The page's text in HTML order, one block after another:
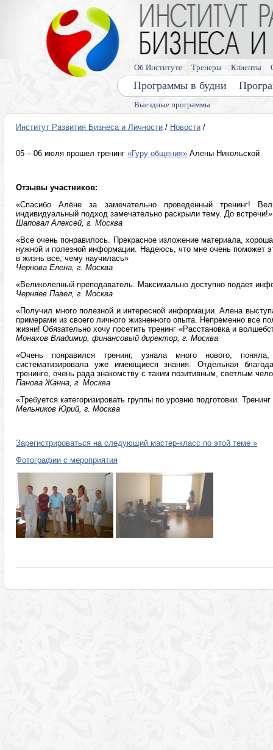
Выездные программы
Программы в будни
Об Институте Тренеры Клиенты
Институт Развития Бизнеса и Личности / Новости /
05 – 06 июля прошел тренинг «Гуру общения» Алены Никольской
Отзывы участников:
«Спасибо Алёне за замечательно проведенный тренинг!
индивидуальный подход замечательно раскрыли тему. До встречи!»
Шаповал Алексей, г. Москва
«Все очень понравилось. Прекрасное изложение материала,
нужной и полезной информации. Надеюсь, что мне очень поможет
в жизнь все, чему научилась»
Чернова Елена, г. Москва
«Великолепный преподаватель. Максимально доступно подает
Черняев Павел, г. Москва
«Получил много полезной и интересной информации. Алена
примерами из своего личного жизненного опыта. Непременно все
жизни! Обязательно хочу посетить тренинг «Расстановка и
Монахов Владимир, финансовый директор, г. Москва
«Очень понравился тренинг, узнала много нового,
систематизировала уже имеющиеся знания. Отдельная
тренинге, очень рада знакомству с таким позитивным, светлым
Панова Жанна, г. Москва
«Требуется категоризировать группы по уровню подготовки.
Мельников Юрий, г. Москва
Зарегистрироваться на следующий мастер-класс по этой теме »
Фотографии с мероприятия